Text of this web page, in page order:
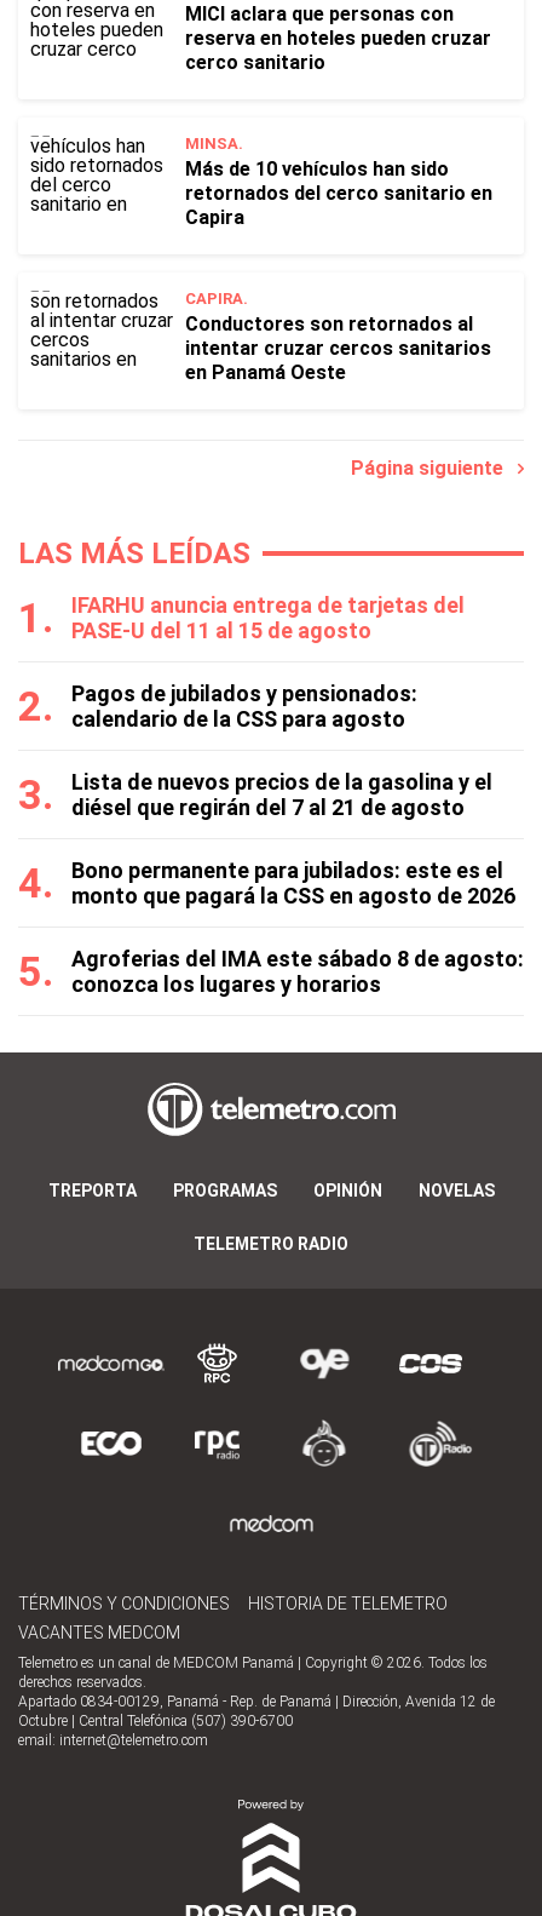
MICI aclara que personas con
reserva en hoteles pueden cruzar
cerco sanitario
MINSA.
Más de 10 vehículos han sido
retornados del cerco sanitario en
Capira
CAPIRA.
Conductores son retornados al
intentar cruzar cercos sanitarios
en Panamá Oeste
Página siguiente
LAS MÁS LEÍDAS
IFARHU anuncia entrega de tarjetas del
PASE-U del 11 al 15 de agosto
Pagos de jubilados y pensionados:
calendario de la CSS para agosto
Lista de nuevos precios de la gasolina y el
diésel que regirán del 7 al 21 de agosto
Bono permanente para jubilados: este es el
monto que pagará la CSS en agosto de 2026
Agroferias del IMA este sábado 8 de agosto:
conozca los lugares y horarios
TREPORTA PROGRAMAS OPINIÓN NOVELAS
TELEMETRO RADIO
TÉRMINOS Y CONDICIONES
HISTORIA DE TELEMETRO
VACANTES MEDCOM
Telemetro es un canal de MEDCOM Panamá | Copyright © 2026. Todos los
derechos reservados.
Apartado 0834-00129, Panamá - Rep. de Panamá | Dirección, Avenida 12 de
Octubre | Central Telefónica (507) 390-6700
email: internet@telemetro.com